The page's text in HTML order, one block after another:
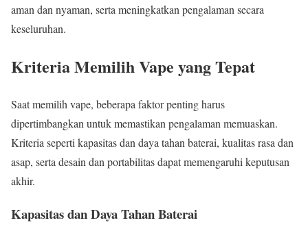
aman dan nyaman, serta meningkatkan pengalaman secara
keseluruhan.
Kriteria Memilih Vape yang Tepat
Saat memilih vape, beberapa faktor penting harus
dipertimbangkan untuk memastikan pengalaman memuaskan.
Kriteria seperti kapasitas dan daya tahan baterai, kualitas rasa dan
asap, serta desain dan portabilitas dapat memengaruhi keputusan
akhir.
Kapasitas dan Daya Tahan Baterai